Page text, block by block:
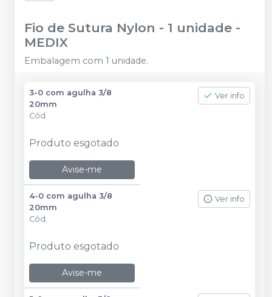
Fio de Sutura Nylon - 1 unidade -
MEDIX
Embalagem com 1 unidade.
3-0 com agulha 3/8
20mm
Cód.
Ver info
Produto esgotado
Avise-me
4-0 com agulha 3/8
20mm
Cód.
Ver info
Produto esgotado
Avise-me